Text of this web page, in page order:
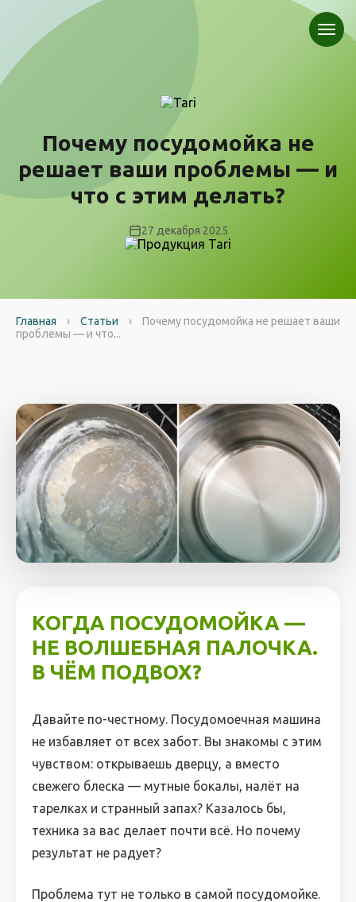
Почему посудомойка не
решает ваши проблемы — и
что с этим делать?
27 декабря 2025
Главная › Статьи ›
Почему посудомойка не решает ваши
проблемы — и что...
КОГДА ПОСУДОМОЙКА —
НЕ ВОЛШЕБНАЯ ПАЛОЧКА.
В ЧЁМ ПОДВОХ?
Давайте по-честному. Посудомоечная машина
не избавляет от всех забот. Вы знакомы с этим
чувством: открываешь дверцу, а вместо
свежего блеска — мутные бокалы, налёт на
тарелках и странный запах? Казалось бы,
техника за вас делает почти всё. Но почему
результат не радует?
Проблема тут не только в самой посудомойке.